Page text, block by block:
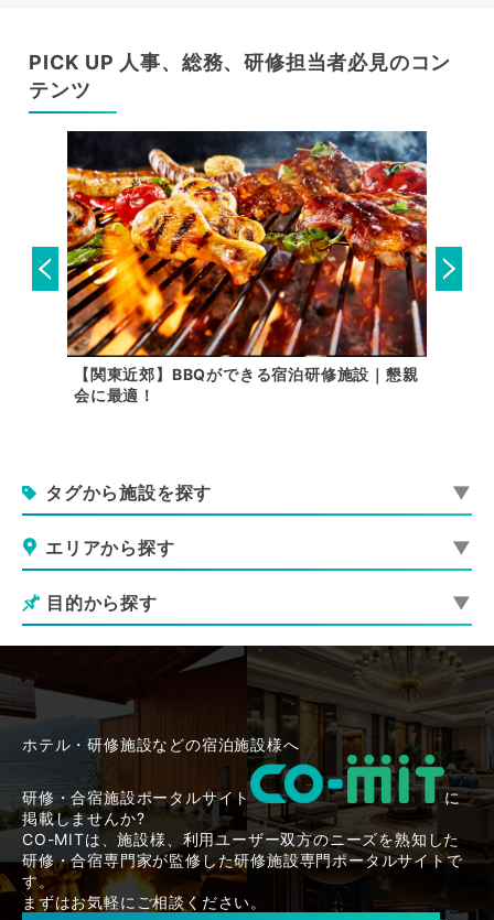
PICK UP 人事、総務、研修担当者必見のコン
テンツ
【関東近郊】BBQができる宿泊研修施設｜懇親
会に最適！
タグから施設を探す
エリアから探す
目的から探す
ホテル・研修施設などの宿泊施設様へ
研修・合宿施設ポータルサイト
に
掲載しませんか?
CO-MITは、施設様、利用ユーザー双方のニーズを熟知した
研修・合宿専門家が監修した研修施設専門ポータルサイトで
す。
まずはお気軽にご相談ください。